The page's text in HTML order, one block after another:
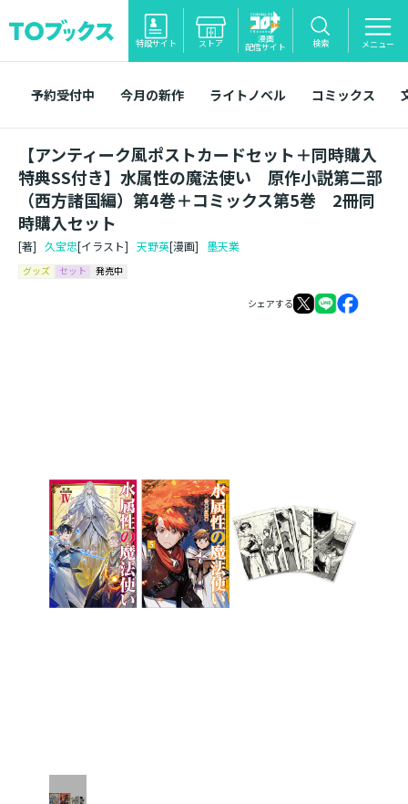
特設サイト ストア 漫画
配信サイト 検索 メニュー
予約受付中 今月の新作 ライトノベル コミックス
【アンティーク風ポストカードセット＋同時購入
特典SS付き】水属性の魔法使い 原作小説第二部
（西方諸国編）第4巻＋コミックス第5巻 2冊同
時購入セット
[著] 久宝忠[イラスト] 天野英[漫画] 墨天業
グッズ セット 発売中
シェアする